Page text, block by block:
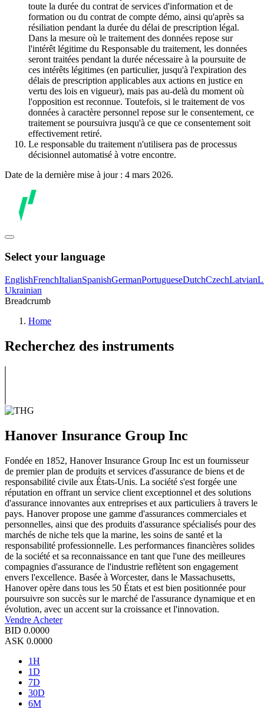
toute la durée du contrat de services d'information et de
formation ou du contrat de compte démo, ainsi qu'après sa
résiliation pendant la durée du délai de prescription légal.
Dans la mesure où le traitement des données repose sur
l'intérêt légitime du Responsable du traitement, les données
seront traitées pendant la durée nécessaire à la poursuite de
ces intérêts légitimes (en particulier, jusqu'à l'expiration des
délais de prescription applicables aux actions en justice en
vertu des lois en vigueur), mais pas au-delà du moment où
l'opposition est reconnue. Toutefois, si le traitement de vos
données à caractère personnel repose sur le consentement, ce
traitement se poursuivra jusqu'à ce que ce consentement soit
effectivement retiré.
Le responsable du traitement n'utilisera pas de processus
décisionnel automatisé à votre encontre.
Date de la dernière mise à jour : 4 mars 2026.
Select your language
EnglishFrenchItalianSpanishGermanPortugueseDutchCzechLatvian
Ukrainian
Breadcrumb
Home
Recherchez des instruments
Hanover Insurance Group Inc
Fondée en 1852, Hanover Insurance Group Inc est un fournisseur
de premier plan de produits et services d'assurance de biens et de
responsabilité civile aux États-Unis. La société s'est forgée une
réputation en offrant un service client exceptionnel et des solutions
d'assurance innovantes aux entreprises et aux particuliers à travers le
pays. Hanover propose une gamme d'assurances commerciales et
personnelles, ainsi que des produits d'assurance spécialisés pour des
marchés de niche tels que la marine, les soins de santé et la
responsabilité professionnelle. Les performances financières solides
de la société et sa reconnaissance en tant que l'une des meilleures
compagnies d'assurance de l'industrie reflètent son engagement
envers l'excellence. Basée à Worcester, dans le Massachusetts,
Hanover opère dans tous les 50 États et est bien positionnée pour
poursuivre son succès sur le marché de l'assurance dynamique et en
évolution, avec un accent sur la croissance et l'innovation.
Vendre Acheter
BID 0.0000
ASK 0.0000
1H
1D
7D
30D
6M